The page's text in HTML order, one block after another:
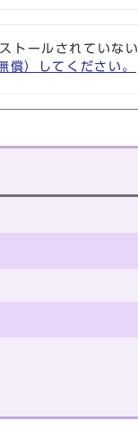
トールされていない
）してください。